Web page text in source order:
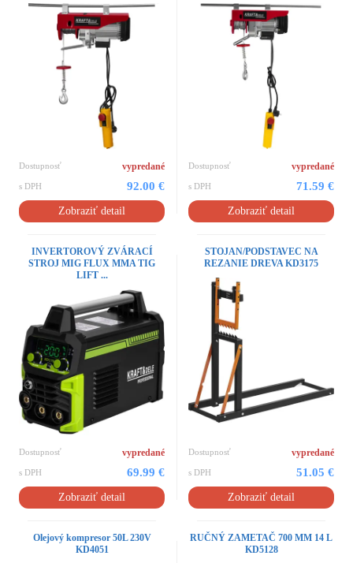
Dostupnosť vypredané
s DPH 92.00 €
Zobraziť detail
Dostupnosť vypredané
s DPH 71.59 €
Zobraziť detail
INVERTOROVÝ ZVÁRACÍ
STROJ MIG FLUX MMA TIG
LIFT ...
Dostupnosť vypredané
s DPH 69.99 €
Zobraziť detail
STOJAN/PODSTAVEC NA
REZANIE DREVA KD3175
Dostupnosť vypredané
s DPH 51.05 €
Zobraziť detail
Olejový kompresor 50L 230V
KD4051
RUČNÝ ZAMETAČ 700 MM 14 L
KD5128